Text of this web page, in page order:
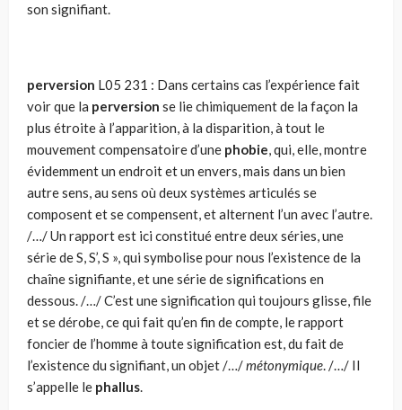
son signifiant.
perversion L05 231 : Dans certains cas l’expérience fait
voir que la perversion se lie chimiquement de la façon la
plus étroite à l’apparition, à la disparition, à tout le
mouvement compensatoire d’une phobie, qui, elle, montre
évidemment un endroit et un envers, mais dans un bien
autre sens, au sens où deux systèmes articulés se
composent et se compensent, et alternent l’un avec l’autre.
/…/ Un rapport est ici constitué entre deux séries, une
série de S, S’, S », qui symbolise pour nous l’existence de la
chaîne signifiante, et une série de significations en
dessous. /…/ C’est une signification qui toujours glisse, file
et se dérobe, ce qui fait qu’en fin de compte, le rapport
foncier de l’homme à toute signification est, du fait de
l’existence du signifiant, un objet /…/métonymique. /…/ Il
s’appelle le phallus.